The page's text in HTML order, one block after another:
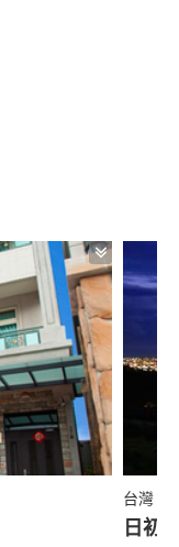
台灣 ·
日初